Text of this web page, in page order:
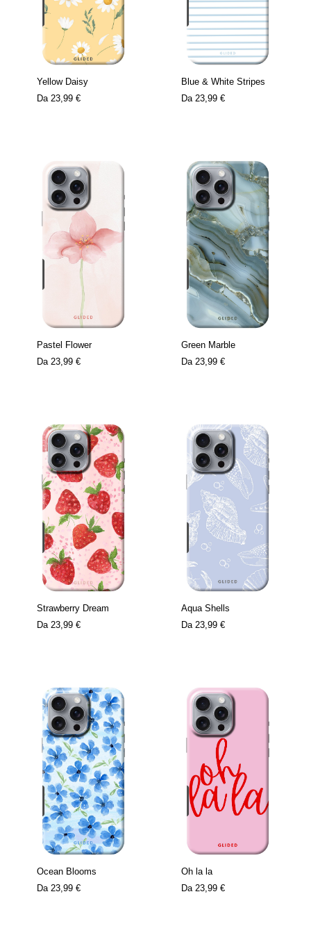
Yellow Daisy
Da 23,99 €
Blue & White Stripes
Da 23,99 €
Pastel Flower
Da 23,99 €
Green Marble
Da 23,99 €
Strawberry Dream
Da 23,99 €
Aqua Shells
Da 23,99 €
Ocean Blooms
Da 23,99 €
Oh la la
Da 23,99 €